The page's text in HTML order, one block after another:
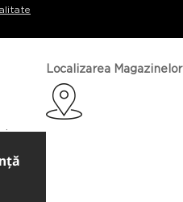
Localizarea Magazinelor